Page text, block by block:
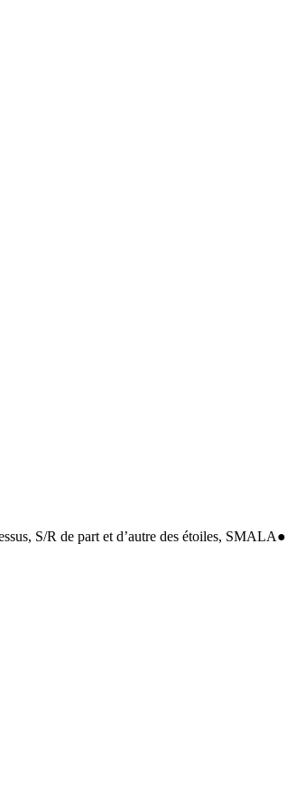
S/R de part et d’autre des étoiles, SMALA●